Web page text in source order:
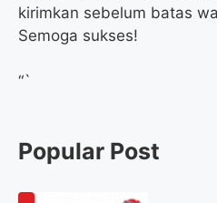
kirimkan sebelum batas
Semoga sukses!
“`
Popular Post